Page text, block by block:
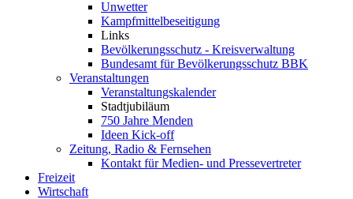
Unwetter
Kampfmittelbeseitigung
Links
Bevölkerungsschutz - Kreisverwaltung
Bundesamt für Bevölkerungsschutz BBK
Veranstaltungen
Veranstaltungskalender
Stadtjubiläum
750 Jahre Menden
Ideen Kick-off
Zeitung, Radio & Fernsehen
Kontakt für Medien- und Pressevertreter
Freizeit
Wirtschaft